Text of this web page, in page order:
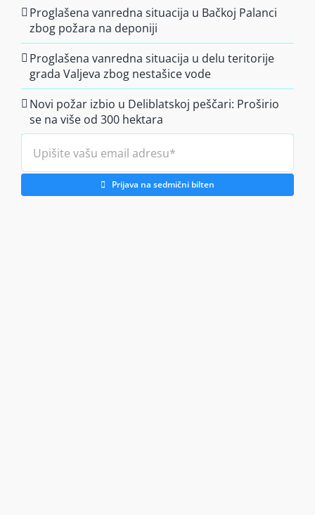
Proglašena vanredna situacija u Bačkoj Palanci
zbog požara na deponiji
Proglašena vanredna situacija u delu teritorije
grada Valjeva zbog nestašice vode
Novi požar izbio u Deliblatskoj peščari: Proširio
se na više od 300 hektara
Prijava na sedmični bilten